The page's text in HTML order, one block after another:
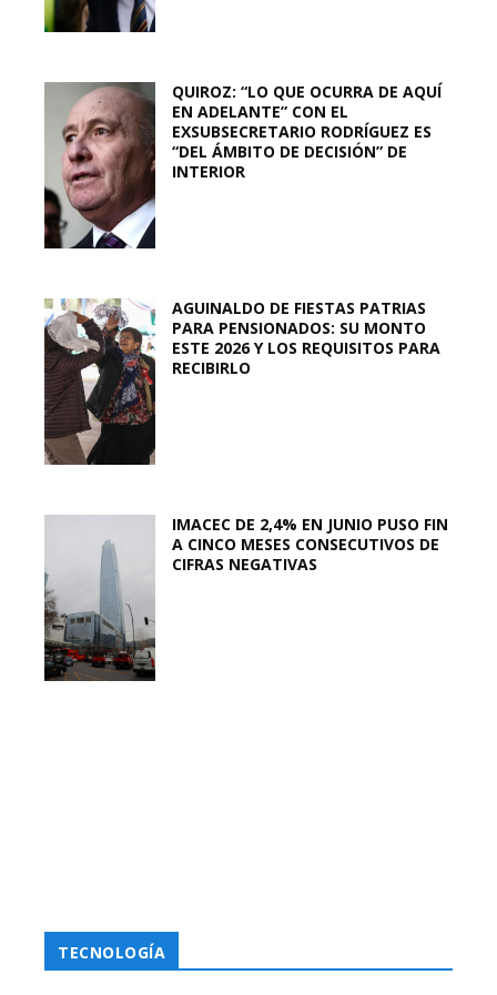
QUIROZ: “LO QUE OCURRA DE AQUÍ
EN ADELANTE” CON EL
EXSUBSECRETARIO RODRÍGUEZ ES
“DEL ÁMBITO DE DECISIÓN” DE
INTERIOR
AGUINALDO DE FIESTAS PATRIAS
PARA PENSIONADOS: SU MONTO
ESTE 2026 Y LOS REQUISITOS PARA
RECIBIRLO
IMACEC DE 2,4% EN JUNIO PUSO FIN
A CINCO MESES CONSECUTIVOS DE
CIFRAS NEGATIVAS
TECNOLOGÍA